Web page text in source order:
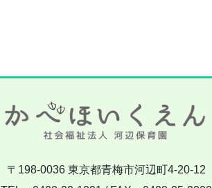
〒198-0036 東京都青梅市河辺町4-20-12